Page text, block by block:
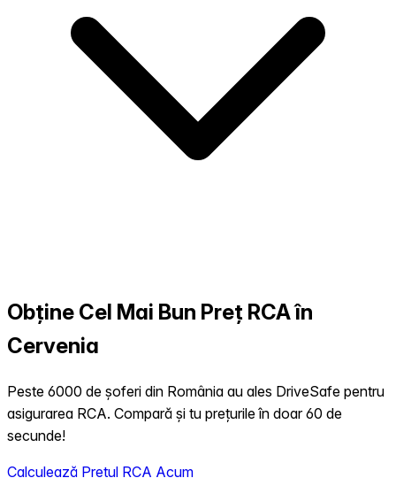
Obține Cel Mai Bun Preț RCA în
Cervenia
Peste 6000 de șoferi din România au ales DriveSafe pentru
asigurarea RCA. Compară și tu prețurile în doar 60 de
secunde!
Calculează Prețul RCA Acum